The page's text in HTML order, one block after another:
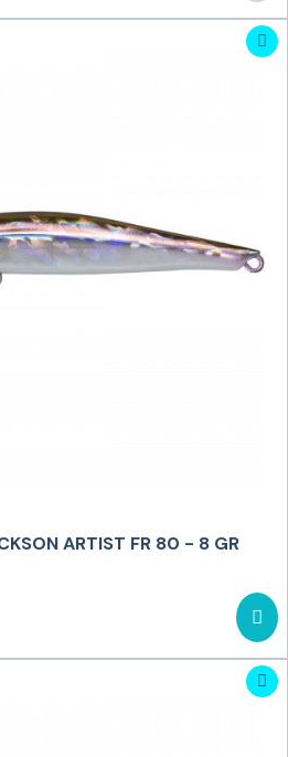
ARTIST FR 80 - 8 GR